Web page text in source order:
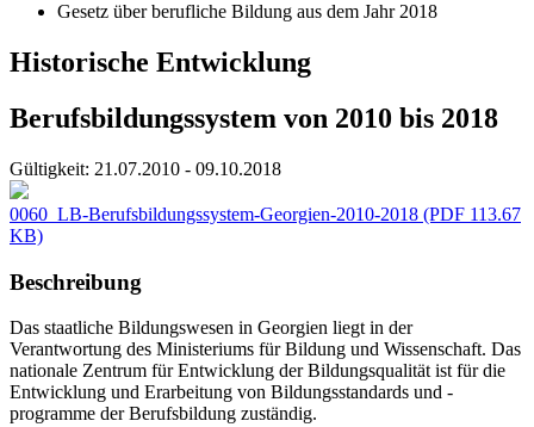
Gesetz über berufliche Bildung aus dem Jahr 2018
Historische Entwicklung
Berufsbildungssystem von 2010 bis 2018
Gültigkeit: 21.07.2010 - 09.10.2018
0060_LB-Berufsbildungssystem-Georgien-2010-2018 (PDF 113.67
KB)
Beschreibung
Das staatliche Bildungswesen in Georgien liegt in der
Verantwortung des Ministeriums für Bildung und Wissenschaft. Das
nationale Zentrum für Entwicklung der Bildungsqualität ist für die
Entwicklung und Erarbeitung von Bildungsstandards und -
programme der Berufsbildung zuständig.